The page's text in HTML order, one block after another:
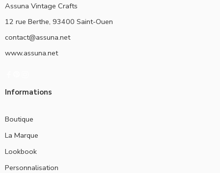
Assuna Vintage Crafts
12 rue Berthe, 93400 Saint-Ouen
contact@assuna.net
www.assuna.net
Informations
Boutique
La Marque
Lookbook
Personnalisation